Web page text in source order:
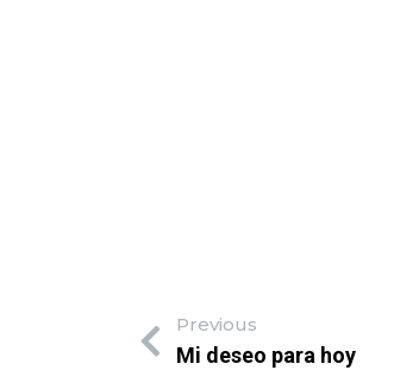
Previous
Mi deseo para hoy